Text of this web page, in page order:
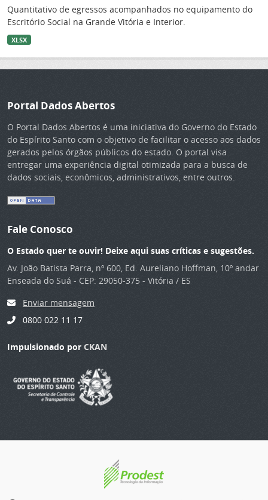
Quantitativo de egressos acompanhados no equipamento do
Escritório Social na Grande Vitória e Interior.
XLSX
Portal Dados Abertos
O Portal Dados Abertos é uma iniciativa do Governo do Estado
do Espírito Santo com o objetivo de facilitar o acesso aos dados
gerados pelos órgãos públicos do estado. O portal visa
entregar uma experiência digital otimizada para a busca de
dados sociais, econômicos, administrativos, entre outros.
Fale Conosco
O Estado quer te ouvir! Deixe aqui suas críticas e sugestões.
Av. João Batista Parra, nº 600, Ed. Aureliano Hoffman, 10º andar
Enseada do Suá - CEP: 29050-375 - Vitória / ES
Enviar mensagem
0800 022 11 17
Impulsionado por CKAN